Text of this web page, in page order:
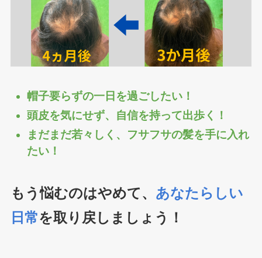
帽子要らずの一日を過ごしたい！
頭皮を気にせず、自信を持って出歩く！
まだまだ若々しく、フサフサの髪を手に入れ
たい！
もう悩むのはやめて、 あなたらしい
日常を取り戻しましょう！